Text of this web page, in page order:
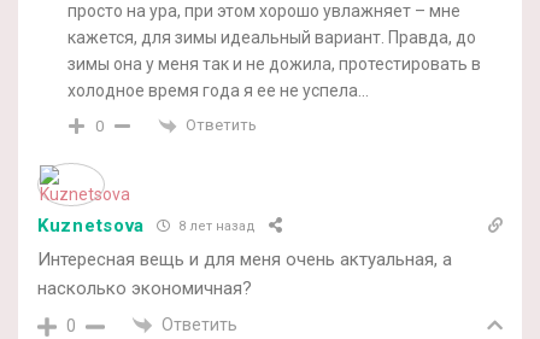
просто на ура, при этом хорошо увлажняет – мне
кажется, для зимы идеальный вариант. Правда, до
зимы она у меня так и не дожила, протестировать в
холодное время года я ее не успела…
0 Ответить
Kuznetsova 8 лет назад
Интересная вещь и для меня очень актуальная, а
насколько экономичная?
0 Ответить